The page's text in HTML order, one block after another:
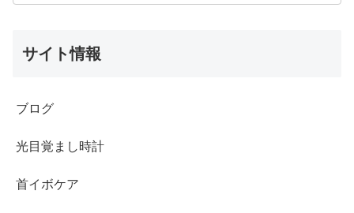
サイト情報
ブログ
光目覚まし時計
首イボケア